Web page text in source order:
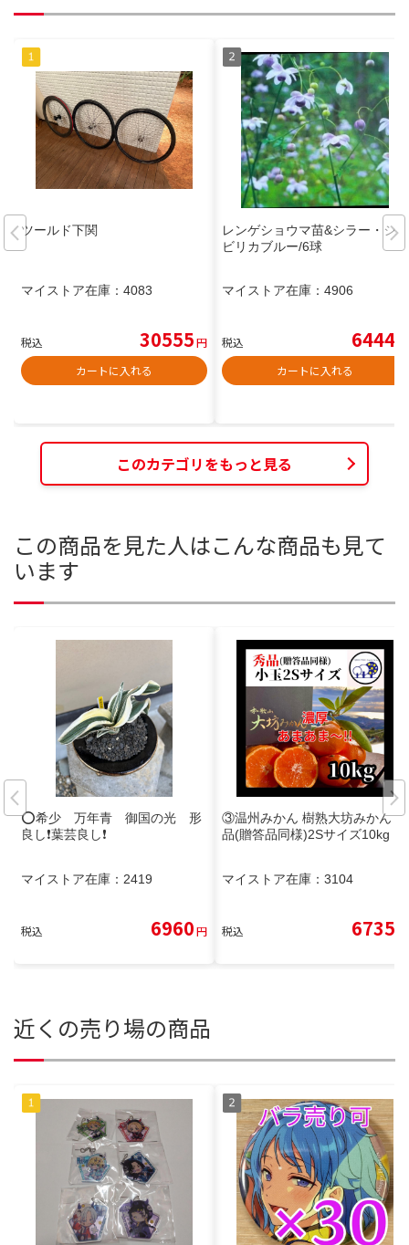
ツールド下関
マイストア在庫： 4083
税込 30555円
カートに入れる
レンゲショウマ苗&シラー・シ
ビリカブルー/6球
マイストア在庫： 4906
税込 6444
カートに入れる
このカテゴリをもっと見る
この商品を見た人はこんな商品も見て
います
⭕️希少 万年青 御国の光 形
良し❗️葉芸良し❗️
マイストア在庫： 2419
税込 6960円
③温州みかん 樹熟大坊みかん 秀
品(贈答品同様)2Sサイズ10kg
マイストア在庫： 3104
税込 6735
近くの売り場の商品